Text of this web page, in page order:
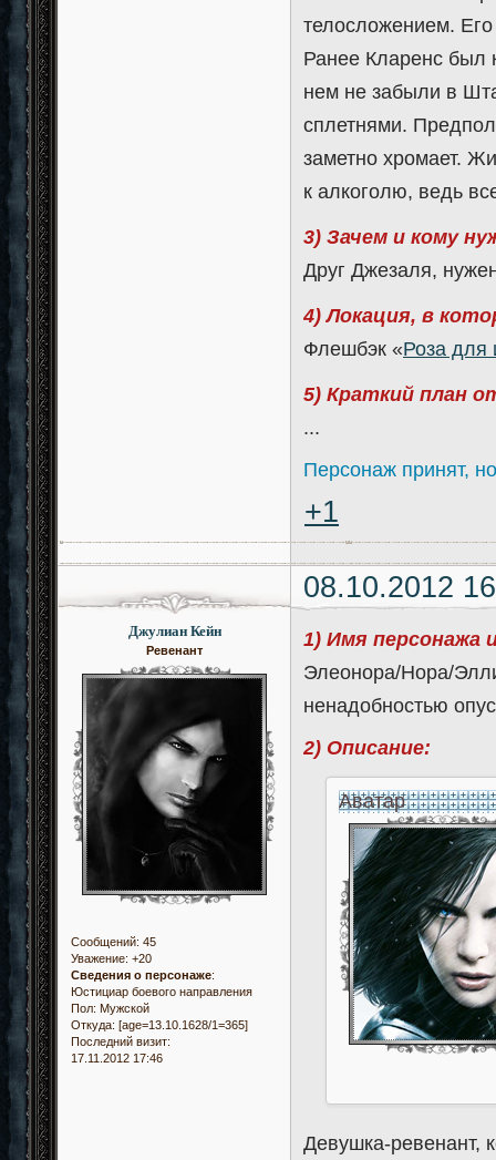
телосложением.
Ранее Кларенс был
нем не забыли в
сплетнями.
заметно хромает.
к алкоголю, ведь
3) Зачем и кому
Друг Джезаля,
4) Локация, в
Флешбэк «Роза для
5) Краткий план
...
Персонаж принят,
+1
08.10.2012
Джулиан Кейн
Ревенант
Сообщений: 45
Уважение: +20
Сведения о персонаже:
Юстициар боевого направления
Пол: Мужской
Откуда: [age=13.10.1628/1=365]
Последний визит:
17.11.2012 17:46
1) Имя персонажа
Элеонора/Нора/
ненадобностью
2) Описание:
Аватар
Девушка-ревенант,